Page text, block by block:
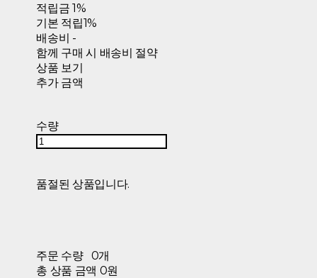
적립금 1%
기본 적립1%
배송비 -
함께 구매 시 배송비 절약
상품 보기
추가 금액
수량
품절된 상품입니다.
주문 수량
0개
총 상품 금액 0원